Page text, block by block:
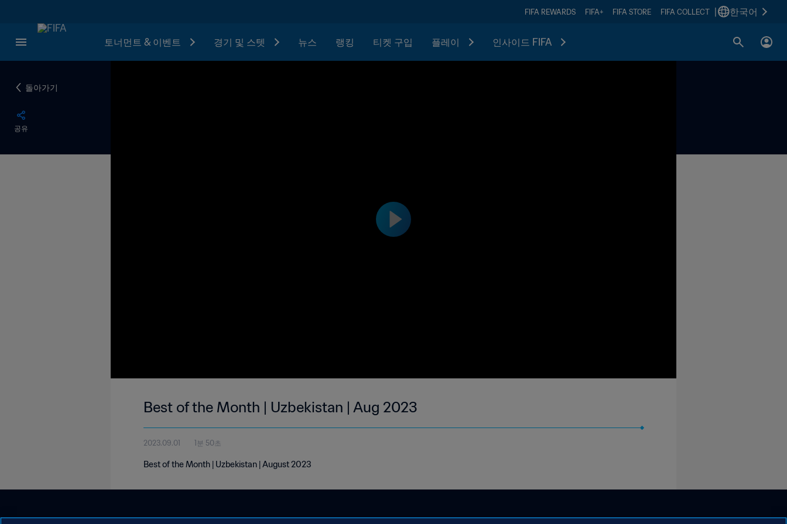
FIFA REWARDS FIFA+ FIFA STORE FIFA COLLECT 한국어
토너먼트 & 이벤트 경기 및 스텟 뉴스 랭킹 티켓 구입 플레이 인사이드 FIFA
돌아가기
공유
Best of the Month | Uzbekistan | Aug 2023
2023.09.01 1분 50초
Best of the Month | Uzbekistan | August 2023